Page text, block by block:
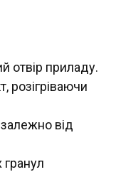
отвір приладу.
розігріваючи
від